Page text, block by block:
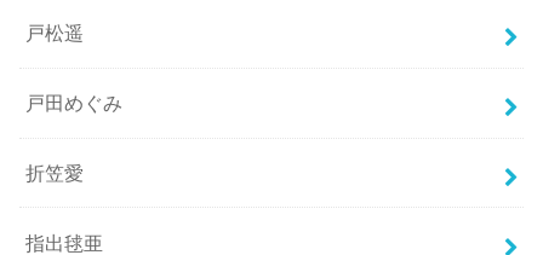
戸松遥
戸田めぐみ
折笠愛
指出毬亜